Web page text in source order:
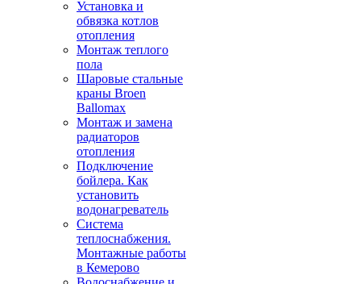
Установка и
обвязка котлов
отопления
Монтаж теплого
пола
Шаровые стальные
краны Broen
Ballomax
Монтаж и замена
радиаторов
отопления
Подключение
бойлера. Как
установить
водонагреватель
Система
теплоснабжения.
Монтажные работы
в Кемерово